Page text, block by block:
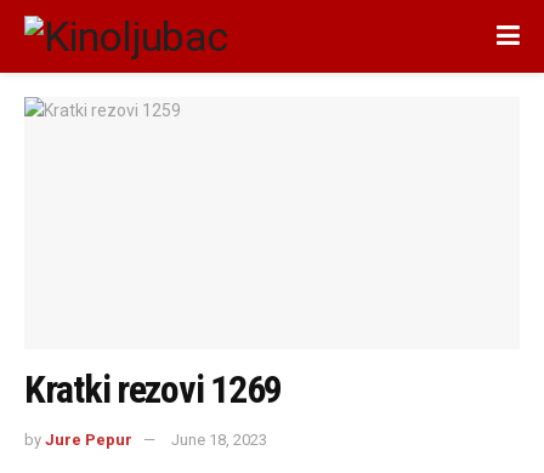
Kratki rezovi 1269
by Jure Pepur June 18, 2023